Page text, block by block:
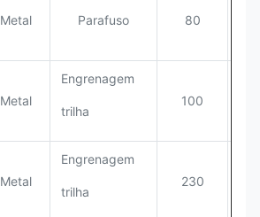
Metal Parafuso 80
Metal
Engrenagem
trilha
100
Metal
Engrenagem
trilha
230